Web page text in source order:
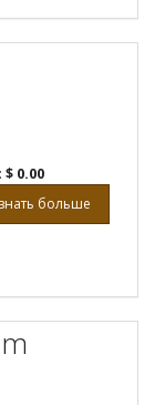
$ 0.00
больше